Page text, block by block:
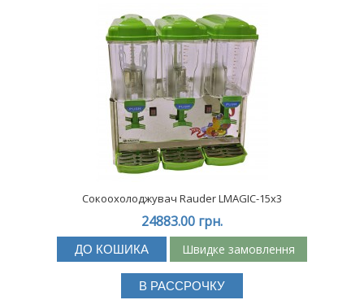
Сокоохолоджувач Rauder LMAGIC-15х3
24883.00 грн.
ДО КОШИКА Швидке замовлення
В РАССРОЧКУ